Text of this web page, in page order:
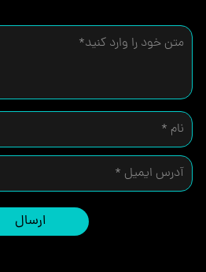
ارسال